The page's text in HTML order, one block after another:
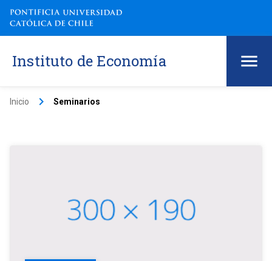
Instituto de Economía
Inicio keyboard_arrow_right Seminarios